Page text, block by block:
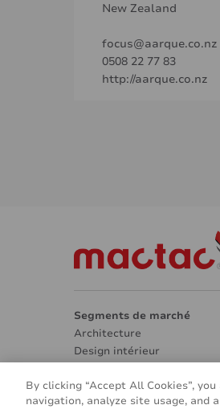
New Zealand
focus@aarque.co.nz
0508 22 77 83
http://aarque.co.nz
Segments de marché
Architecture
Design intérieur
Véhicules et transports
By clicking “Accept All Cookies”,
navigation, analyze site usage, and